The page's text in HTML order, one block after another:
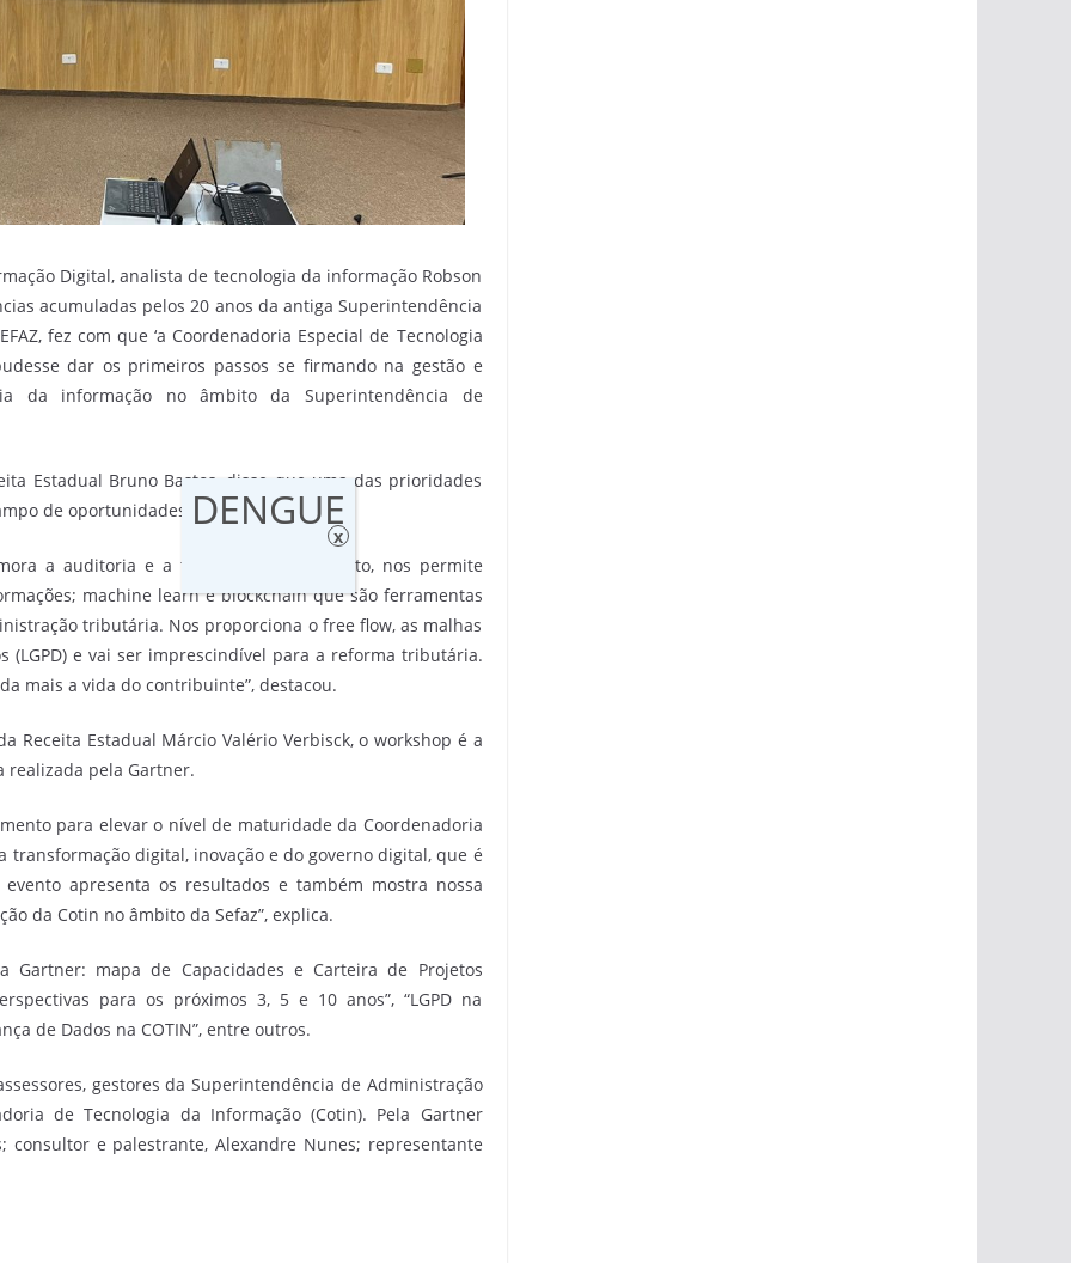
Digital, analista de tecnologia da informação Robson
acumuladas pelos 20 anos da antiga Superintendência
fez com que ‘a Coordenadoria Especial de Tecnologia
dar os primeiros passos se firmando na gestão e
da informação no âmbito da Superintendência de
Estadual Bruno Bastos, disse que uma das prioridades
de oportunidades.
a auditoria e a fiscalização de trânsito, nos permite
machine learn e blockchain que são ferramentas
tributária. Nos proporciona o free flow, as malhas
(LGPD) e vai ser imprescindível para a reforma tributária.
mais a vida do contribuinte”, destacou.
Receita Estadual Márcio Valério Verbisck, o workshop é a
realizada pela Gartner.
para elevar o nível de maturidade da Coordenadoria
digital, inovação e do governo digital, que é
apresenta os resultados e também mostra nossa
da Cotin no âmbito da Sefaz”, explica.
Gartner: mapa de Capacidades e Carteira de Projetos
para os próximos 3, 5 e 10 anos”, “LGPD na
de Dados na COTIN”, entre outros.
gestores da Superintendência de Administração
de Tecnologia da Informação (Cotin). Pela Gartner
consultor e palestrante, Alexandre Nunes; representante
DENGUE
x